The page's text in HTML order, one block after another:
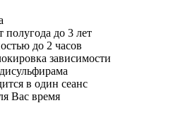
полугода до 3 лет
до 2 часов
зависимости
в один сеанс
Вас время